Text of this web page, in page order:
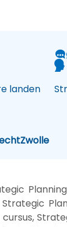
Zwolle
landen